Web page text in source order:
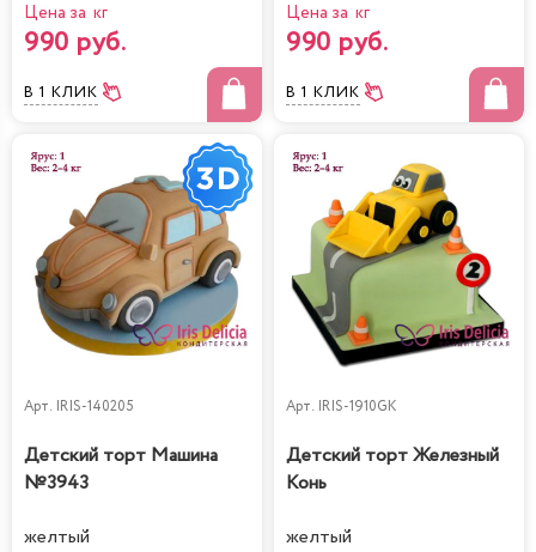
Цена за кг
990 руб.
В 1 КЛИК
Цена за кг
990 руб.
В 1 КЛИК
Арт. IRIS-140205
Детский торт Машина
№3943
желтый
Арт. IRIS-1910GK
Детский торт Железный
Конь
желтый